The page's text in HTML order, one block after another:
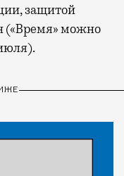
защитой
(«Время» можно